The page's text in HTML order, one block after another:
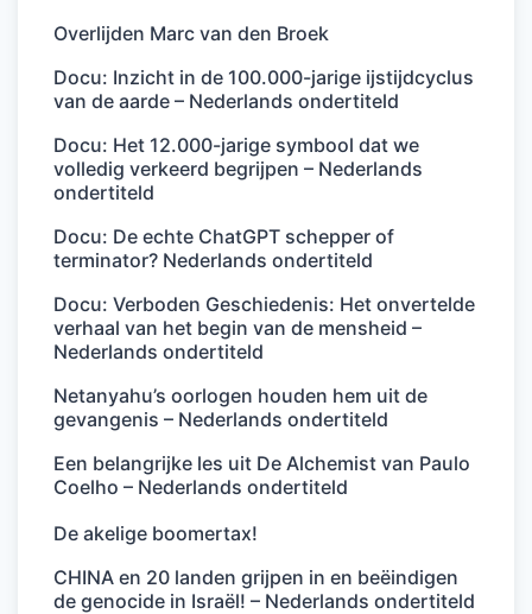
Overlijden Marc van den Broek
Docu: Inzicht in de 100.000-jarige ijstijdcyclus
van de aarde – Nederlands ondertiteld
Docu: Het 12.000-jarige symbool dat we
volledig verkeerd begrijpen – Nederlands
ondertiteld
Docu: De echte ChatGPT schepper of
terminator? Nederlands ondertiteld
Docu: Verboden Geschiedenis: Het onvertelde
verhaal van het begin van de mensheid –
Nederlands ondertiteld
Netanyahu’s oorlogen houden hem uit de
gevangenis – Nederlands ondertiteld
Een belangrijke les uit De Alchemist van Paulo
Coelho – Nederlands ondertiteld
De akelige boomertax!
CHINA en 20 landen grijpen in en beëindigen
de genocide in Israël! – Nederlands ondertiteld